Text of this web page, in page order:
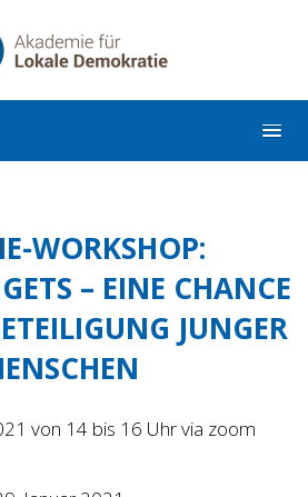
WORKSHOP:
– EINE CHANCE
JUNGER
von 14 bis 16 Uhr via zoom